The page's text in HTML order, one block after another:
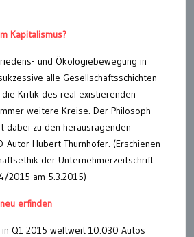
Kapitalismus?
und Ökologiebewegung in
alle Gesellschaftsschichten
Kritik des real existierenden
weitere Kreise. Der Philosoph
dabei zu den herausragenden
Autor Hubert Thurnhofer. (Erschienen
der Unternehmerzeitschrift
2015 am 5.3.2015)
erfinden
Q1 2015 weltweit 10.030 Autos